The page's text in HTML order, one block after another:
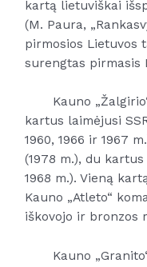
kartą lietuviškai
(M. Paura,
pirmosios Lietuvos
surengtas pirmasis
Kauno
kartus laimėjusi
1960, 1966 ir 1967
(1978 m.), du kartus
1968 m.). Vieną
Kauno „Atleto“
iškovojo ir bronzos
Kauno „Granito“